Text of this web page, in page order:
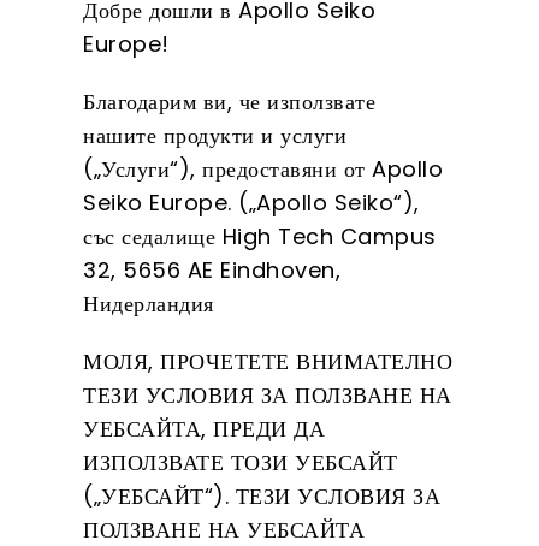
Добре дошли в Apollo Seiko
Europe!
Благодарим ви, че използвате
нашите продукти и услуги
(„Услуги“), предоставяни от Apollo
Seiko Europe. („Apollo Seiko“),
със седалище High Tech Campus
32, 5656 AE Eindhoven,
Нидерландия
МОЛЯ, ПРОЧЕТЕТЕ ВНИМАТЕЛНО
ТЕЗИ УСЛОВИЯ ЗА ПОЛЗВАНЕ НА
УЕБСАЙТА, ПРЕДИ ДА
ИЗПОЛЗВАТЕ ТОЗИ УЕБСАЙТ
(„УЕБСАЙТ“). ТЕЗИ УСЛОВИЯ ЗА
ПОЛЗВАНЕ НА УЕБСАЙТА